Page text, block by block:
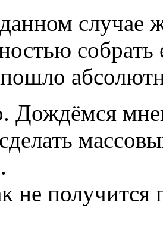
случае
Дождёмся
не получится